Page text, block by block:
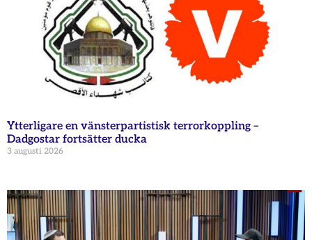
Ytterligare en vänsterpartistisk terrorkoppling –
Dadgostar fortsätter ducka
3 augusti 2026